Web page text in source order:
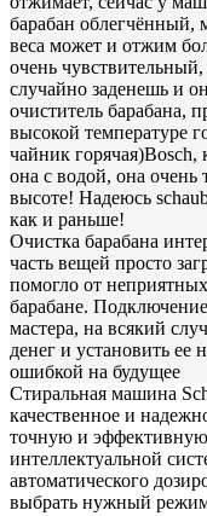
барабан облегчённый,
веса может и отжим
очень
случайно заденешь и
очиститель барабана,
высокой температуре
чайник горячая)Bosch,
она с водой, она очень
высоте! Надеюсь
как и раньше!
Очистка барабана
часть вещей просто
помогло от
барабане.
мастера, на всякий
денег и установить
ошибкой на будущее
Стиральная машина
качественное и
точную и эффективную
интеллектуальной
автоматического
выбрать нужный